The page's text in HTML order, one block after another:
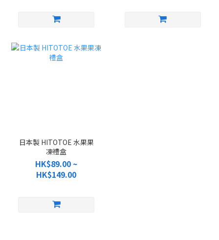
日本製 HITOTOE 水果果
凍禮盒
HK$89.00 ~
HK$149.00